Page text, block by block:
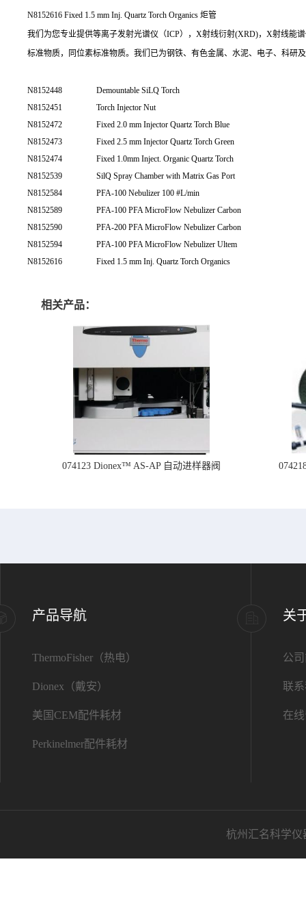
N8152616 Fixed 1.5 mm Inj. Quartz Torch Organics 炬管
我们为您专业提供等离子发射光谱仪（ICP），X射线衍射(XRD)，X射线能
标准物质，同位素标准物质。我们已为钢铁、有色金属、水泥、电子、科研
N8152448
Demountable SiLQ Torch
N8152451
Torch Injector Nut
N8152472
Fixed 2.0 mm Injector Quartz Torch Blue
N8152473
Fixed 2.5 mm Injector Quartz Torch Green
N8152474
Fixed 1.0mm Inject. Organic Quartz Torch
N8152539
SilQ Spray Chamber with Matrix Gas Port
N8152584
PFA-100 Nebulizer 100 #L/min
N8152589
PFA-100 PFA MicroFlow Nebulizer Carbon
N8152590
PFA-200 PFA MicroFlow Nebulizer Carbon
N8152594
PFA-100 PFA MicroFlow Nebulizer Ultem
N8152616
Fixed 1.5 mm Inj. Quartz Torch Organics
相关产品：
074123 Dionex™ AS-AP 自动进样器阀
产品导航
ThermoFisher（热电）
Dionex（戴安）
美国CEM配件耗材
Perkinelmer配件耗材
关
公
联
在
杭州汇名科学仪